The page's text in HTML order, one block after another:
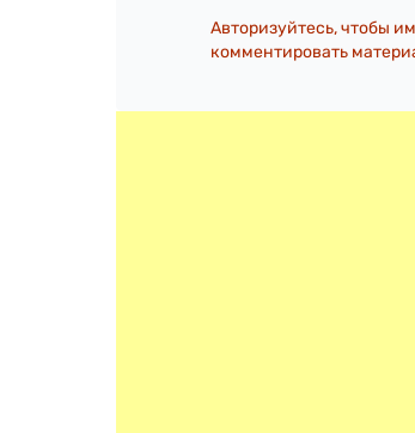
Авторизуйтесь, чтобы
комментировать